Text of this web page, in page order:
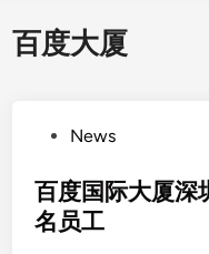
百度大厦
s
t
News
百度国际大厦深
名员工